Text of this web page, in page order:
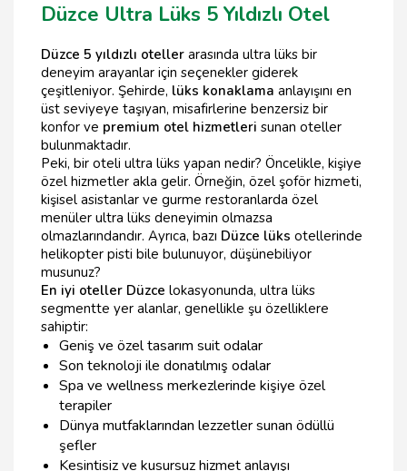
Düzce Ultra Lüks 5 Yıldızlı Otel
Düzce 5 yıldızlı oteller arasında ultra lüks bir
deneyim arayanlar için seçenekler giderek
çeşitleniyor. Şehirde, lüks konaklama anlayışını en
üst seviyeye taşıyan, misafirlerine benzersiz bir
konfor ve premium otel hizmetleri sunan oteller
bulunmaktadır.
Peki, bir oteli ultra lüks yapan nedir? Öncelikle, kişiye
özel hizmetler akla gelir. Örneğin, özel şoför hizmeti,
kişisel asistanlar ve gurme restoranlarda özel
menüler ultra lüks deneyimin olmazsa
olmazlarındandır. Ayrıca, bazı Düzce lüks otellerinde
helikopter pisti bile bulunuyor, düşünebiliyor
musunuz?
En iyi oteller Düzce lokasyonunda, ultra lüks
segmentte yer alanlar, genellikle şu özelliklere
sahiptir:
Geniş ve özel tasarım suit odalar
Son teknoloji ile donatılmış odalar
Spa ve wellness merkezlerinde kişiye özel
terapiler
Dünya mutfaklarından lezzetler sunan ödüllü
şefler
Kesintisiz ve kusursuz hizmet anlayışı